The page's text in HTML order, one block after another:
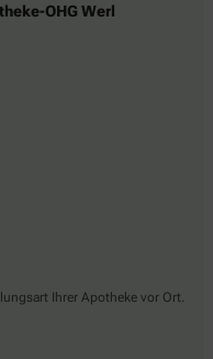
OHG Werl
Ihrer Apotheke vor Ort.